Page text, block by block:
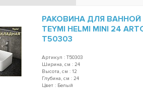
РАКОВИНА ДЛЯ
TEYMI HELMI MINI 24
T50303
Артикул : T50303
Ширина, см : 24
Высота, см : 12
Глубина, см : 24
Цвет : Белый